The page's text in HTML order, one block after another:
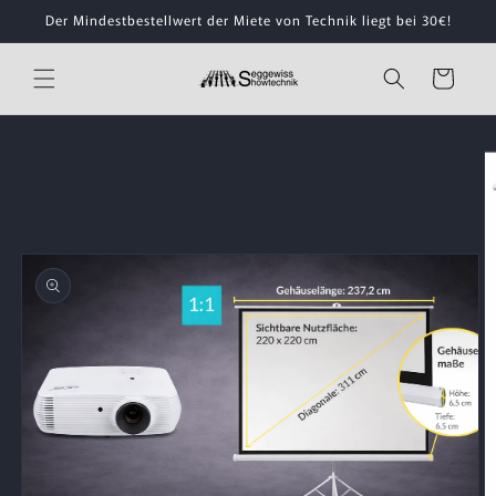
zum
Inhalt
Der Mindestbestellwert der Miete von Technik liegt bei 30€!
Warenkorb